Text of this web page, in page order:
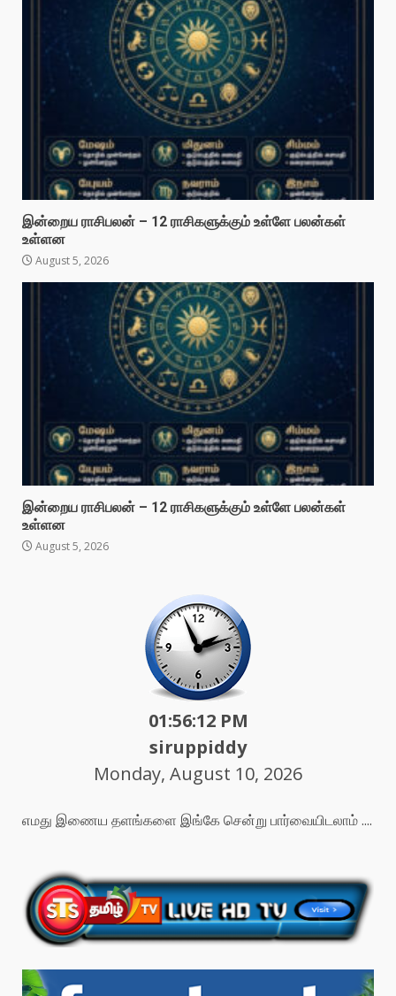
இன்றைய ராசிபலன் – 12 ராசிகளுக்கும் உள்ளே பலன்கள்
உள்ளன
August 5, 2026
இன்றைய ராசிபலன் – 12 ராசிகளுக்கும் உள்ளே பலன்கள்
உள்ளன
August 5, 2026
01:56:14 PM
siruppiddy
Monday, August 10, 2026
எமது இணைய தளங்களை இங்கே சென்று பார்வையிடலாம் ....